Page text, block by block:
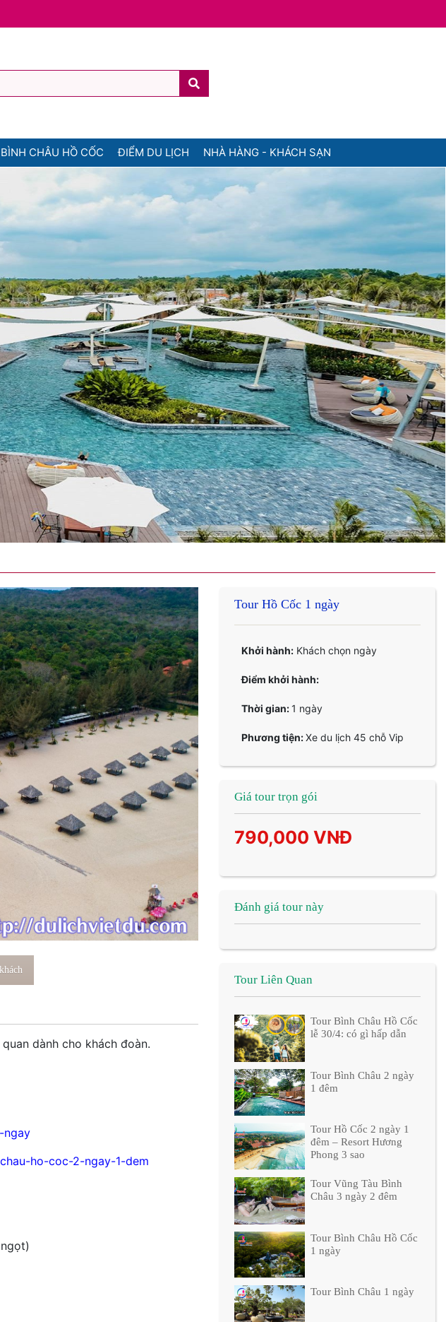
CHÂU HỒ CỐC ĐIỂM DU LỊCH NHÀ HÀNG - KHÁCH SẠN
dành cho khách đoàn.
ngay
ho-coc-2-ngay-1-dem
Tour Hồ Cốc 1 ngày
Khởi hành: Khách chọn ngày
Điểm khởi hành:
Thời gian:1 ngày
Phương tiện:Xe du lịch 45 chỗ Vip
Giá tour trọn gói
790,000 VNĐ
Đánh giá tour này
Tour Liên Quan
Tour Bình Châu Hồ Cốc
lễ 30/4: có gì hấp dẫn
Tour Bình Châu 2 ngày
1 đêm
Tour Hồ Cốc 2 ngày 1
đêm – Resort Hương
Phong 3 sao
Tour Vũng Tàu Bình
Châu 3 ngày 2 đêm
Tour Bình Châu Hồ Cốc
1 ngày
Tour Bình Châu 1 ngày